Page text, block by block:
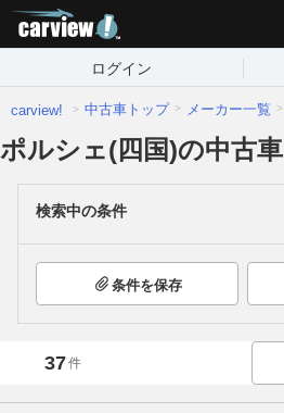
ログイン
carview! 中古車トップ メーカー一覧
ポルシェ(四国)の中古車
検索中の条件
条件を保存
37件